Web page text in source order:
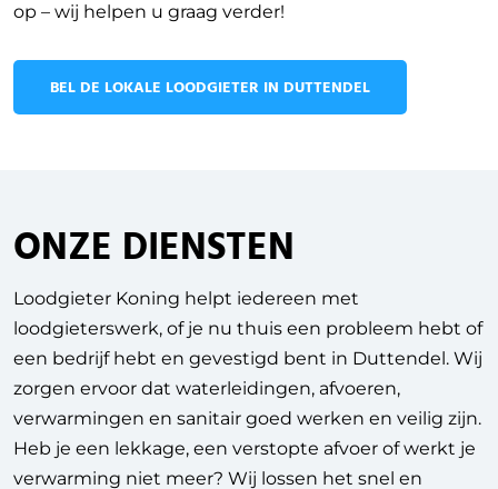
op – wij helpen u graag verder!
BEL DE LOKALE LOODGIETER IN DUTTENDEL
ONZE DIENSTEN
Loodgieter Koning helpt iedereen met
loodgieterswerk, of je nu thuis een probleem hebt of
een bedrijf hebt en gevestigd bent in Duttendel. Wij
zorgen ervoor dat waterleidingen, afvoeren,
verwarmingen en sanitair goed werken en veilig zijn.
Heb je een lekkage, een verstopte afvoer of werkt je
verwarming niet meer? Wij lossen het snel en